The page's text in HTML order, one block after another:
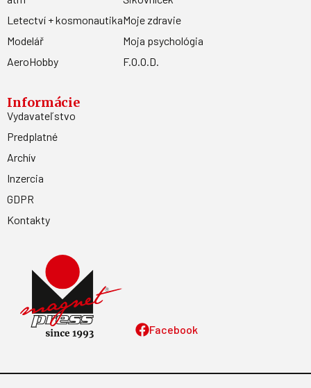
Facebook
Letectví + kosmonautika
Modelář
AeroHobby
Moje zdravie
Moja psychológia
F.O.O.D.
Informácie
Vydavateľstvo
Predplatné
Archív
Inzercia
GDPR
Kontakty